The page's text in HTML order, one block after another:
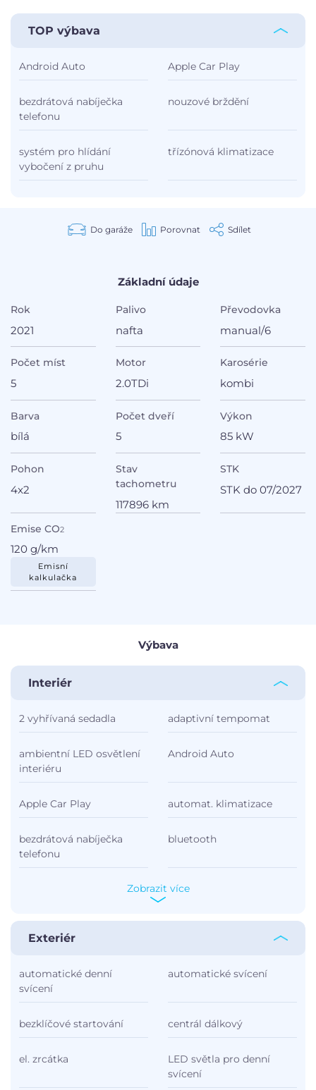
TOP výbava
Android Auto Apple Car Play
bezdrátová nabíječka
telefonu
nouzové brždění
systém pro hlídání
vybočení z pruhu
třízónová klimatizace
Do garáže Porovnat Sdílet
Základní údaje
Rok
2021
Palivo
nafta
Převodovka
manual/6
Počet míst
5
Motor
2.0TDi
Karosérie
kombi
Barva
bílá
Počet dveří
5
Výkon
85 kW
Pohon
4x2
Stav
tachometru
117896 km
STK
STK do 07/2027
Emise CO2
120 g/km
Emisní
kalkulačka
Výbava
Interiér
2 vyhřívaná sedadla adaptivní tempomat
ambientní LED osvětlení
interiéru
Android Auto
Apple Car Play automat. klimatizace
bezdrátová nabíječka
telefonu
bluetooth
Zobrazit více
Exteriér
automatické denní
svícení
automatické svícení
bezklíčové startování centrál dálkový
el. zrcátka
LED světla pro denní
svícení